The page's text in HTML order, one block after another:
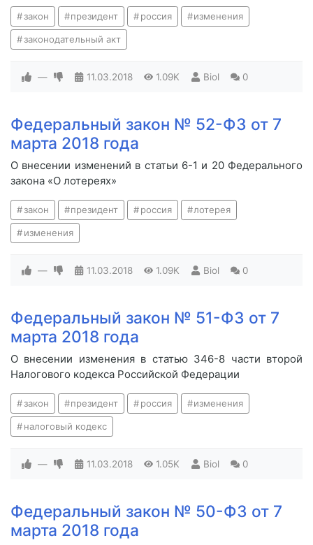
закон президент россия изменения
законодательный акт
— 11.03.2018 1.09K Biol 0
Федеральный закон № 52-ФЗ от 7
марта 2018 года
О внесении изменений в статьи 6-1 и 20 Федерального
закона «О лотереях»
закон президент россия лотерея
изменения
— 11.03.2018 1.09K Biol 0
Федеральный закон № 51-ФЗ от 7
марта 2018 года
О внесении изменения в статью 346-8 части второй
Налогового кодекса Российской Федерации
закон президент россия изменения
налоговый кодекс
— 11.03.2018 1.05K Biol 0
Федеральный закон № 50-ФЗ от 7
марта 2018 года